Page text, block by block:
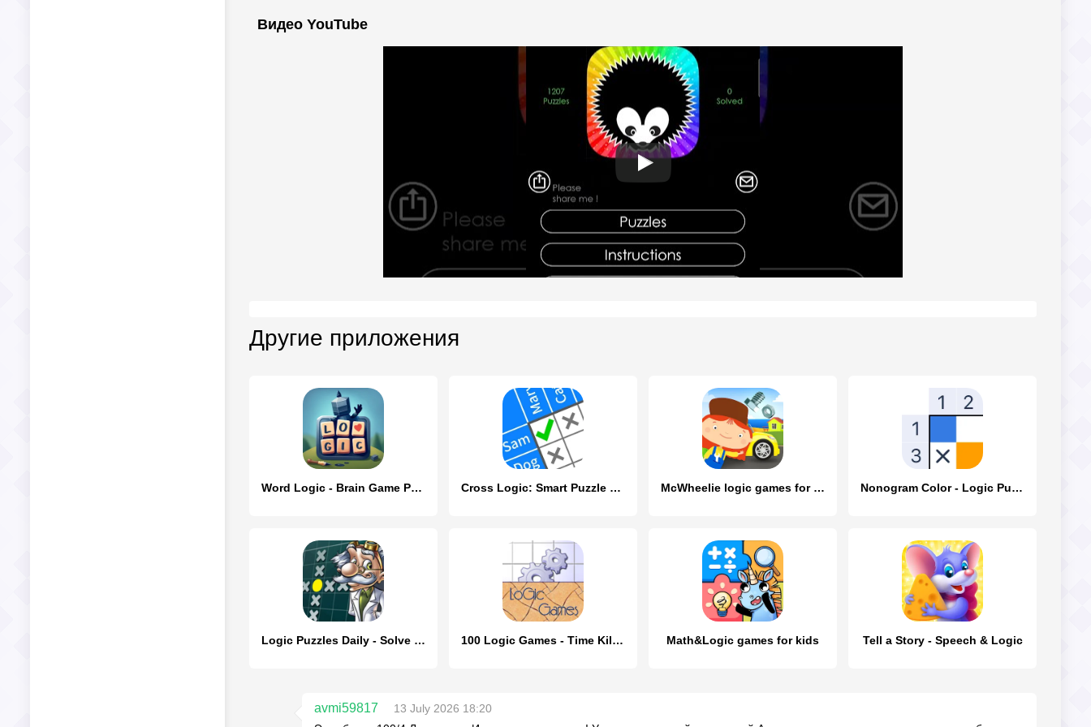
Видео YouTube
Другие приложения
Word Logic - Brain Game Puzzle Cross Logic: Smart Puzzle Game McWheelie logic games for kids Nonogram Color - Logic Puzzle
Logic Puzzles Daily - Solve Lo 100 Logic Games - Time Killers Math&Logic games for kids Tell a Story - Speech & Logic
avmi59817
13 July 2026 18:20